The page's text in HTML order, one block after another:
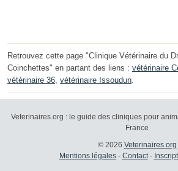
Retrouvez cette page "Clinique Vétérinaire du
Coinchettes" en partant des liens : vétérinaire
vétérinaire 36, vétérinaire Issoudun.
Veterinaires.org : le guide des cliniques pour
France
© 2026 Veterinaires.org
Mentions légales- Contact-